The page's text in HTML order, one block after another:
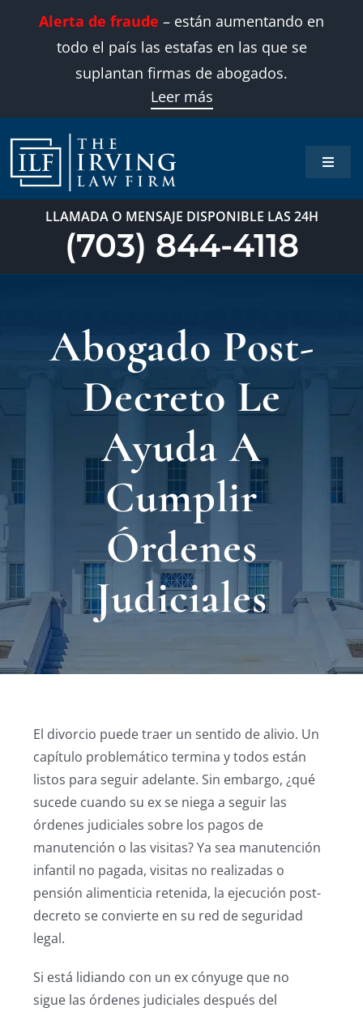
Alerta de fraude – están aumentando en
todo el país las estafas en las que se
suplantan firmas de abogados.
Leer más
Toggle
Inicio
LLAMADA O MENSAJE DISPONIBLE LAS 24H
(703) 844-4118
Abogado Post-
Decreto Le
Ayuda A
Cumplir
Órdenes
Judiciales
El divorcio puede traer un sentido de alivio. Un
capítulo problemático termina y todos están
listos para seguir adelante. Sin embargo, ¿qué
sucede cuando su ex se niega a seguir las
órdenes judiciales sobre los pagos de
manutención o las visitas? Ya sea manutención
infantil no pagada, visitas no realizadas o
pensión alimenticia retenida, la ejecución post-
decreto se convierte en su red de seguridad
legal.
Si está lidiando con un ex cónyuge que no
sigue las órdenes judiciales después del